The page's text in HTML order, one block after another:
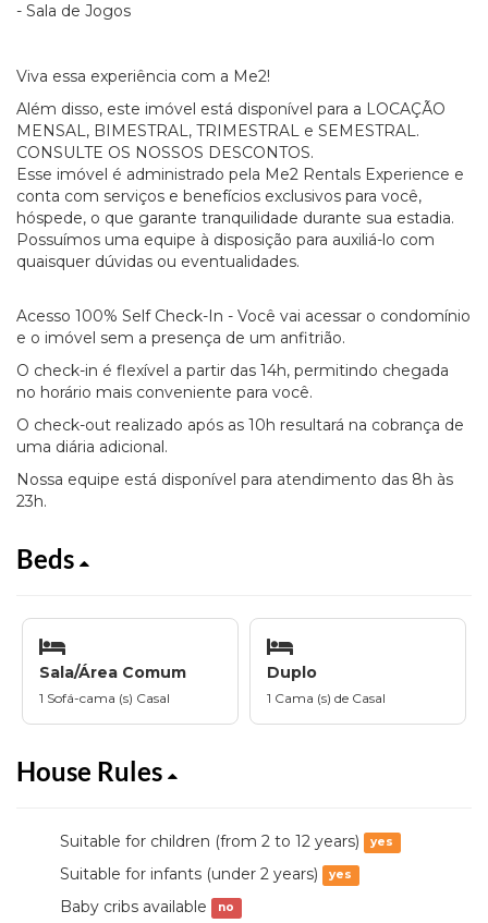
- Sala de Jogos
Viva essa experiência com a Me2!
Além disso, este imóvel está disponível para a LOCAÇÃO
MENSAL, BIMESTRAL, TRIMESTRAL e SEMESTRAL.
CONSULTE OS NOSSOS DESCONTOS.
Esse imóvel é administrado pela Me2 Rentals Experience e
conta com serviços e benefícios exclusivos para você,
hóspede, o que garante tranquilidade durante sua estadia.
Possuímos uma equipe à disposição para auxiliá-lo com
quaisquer dúvidas ou eventualidades.
Acesso 100% Self Check-In - Você vai acessar o condomínio
e o imóvel sem a presença de um anfitrião.
O check-in é flexível a partir das 14h, permitindo chegada
no horário mais conveniente para você.
O check-out realizado após as 10h resultará na cobrança de
uma diária adicional.
Nossa equipe está disponível para atendimento das 8h às
23h.
Beds
Sala/Área Comum
1 Sofá-cama (s) Casal
Duplo
1 Cama (s) de Casal
House Rules
Suitable for children (from 2 to 12 years) yes
Suitable for infants (under 2 years) yes
Baby cribs available no